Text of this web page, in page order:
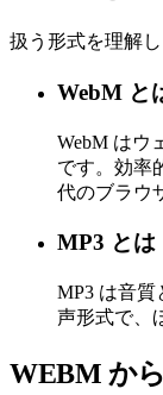
扱う形式を理解し
WebM と
WebM はウ
です。効率
代のブラウ
MP3 とは
MP3 は音
声形式で、
WEBM か